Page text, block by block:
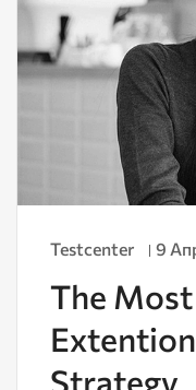
Testcenter 9
The
Strategy